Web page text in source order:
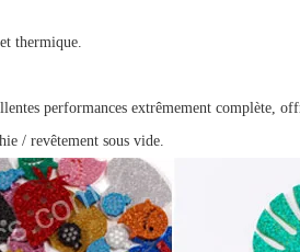
thermique.
performances extrêmement complète,
/ revêtement sous vide.